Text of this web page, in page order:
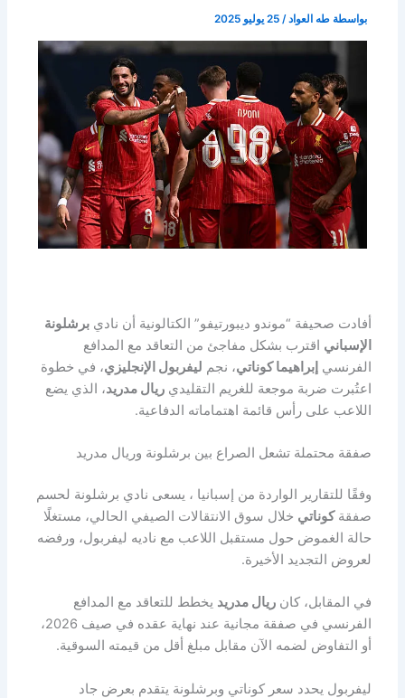
بواسطة طه العواد/25 يوليو 2025
أفادت صحيفة “موندو ديبورتيفو” الكتالونية أن ناديبرشلونة
الإسباني اقترب بشكل مفاجئ من التعاقد مع المدافع
الفرنسيإبراهيما كوناتي، نجم ليفربول الإنجليزي، في خطوة
اعتُبرت ضربة موجعة للغريم التقليديريال مدريد، الذي يضع
اللاعب على رأس قائمة اهتماماته الدفاعية.
صفقة محتملة تشعل الصراع بين برشلونة وريال مدريد
وفقًا للتقارير الواردة من إسبانيا ، يسعى نادي برشلونة لحسم
صفقةكوناتي خلال سوق الانتقالات الصيفي الحالي، مستغلًا
حالة الغموض حول مستقبل اللاعب مع ناديه ليفربول، ورفضه
لعروض التجديد الأخيرة.
في المقابل، كانريال مدريد يخطط للتعاقد مع المدافع
الفرنسي في صفقة مجانية عند نهاية عقده في صيف 2026،
أو التفاوض لضمه الآن مقابل مبلغ أقل من قيمته السوقية.
ليفربول يحدد سعر كوناتي وبرشلونة يتقدم بعرض جاد